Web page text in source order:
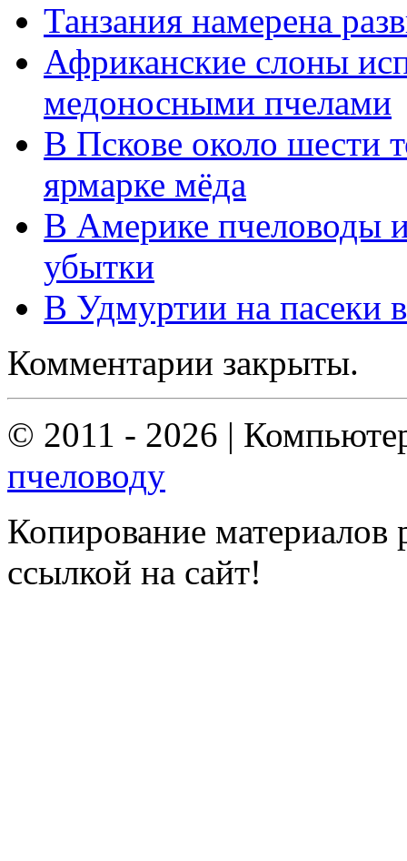
Танзания намерена
Африканские слоны
медоносными пчелами
В Пскове около шести
ярмарке мёда
В Америке пчеловоды
убытки
В Удмуртии на пасеки
Комментарии закрыты.
© 2011 - 2026 |
пчеловоду
Копирование материалов
ссылкой на сайт!